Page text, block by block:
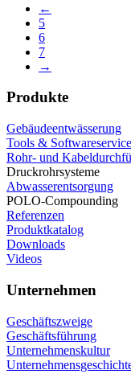
←
5
6
7
→
Produkte
Gebäudeentwässerung
Tools & Softwareservice
Rohr- und
Druckrohrsysteme
Abwasserentsorgung
POLO-Compounding
Referenzen
Produktkatalog
Downloads
Videos
Unternehmen
Geschäftszweige
Geschäftsführung
Unternehmenskultur